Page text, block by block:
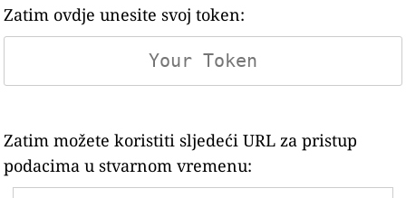
Zatim ovdje unesite svoj token:
Zatim možete koristiti sljedeći URL za pristup
podacima u stvarnom vremenu: